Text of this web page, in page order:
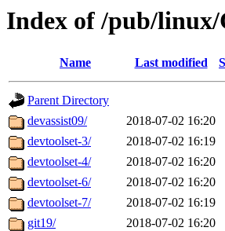
Index of /pub/linux/
Name Last modified
Parent Directory
devassist09/
2018-07-02 16:20
devtoolset-3/
2018-07-02 16:19
devtoolset-4/
2018-07-02 16:20
devtoolset-6/
2018-07-02 16:20
devtoolset-7/
2018-07-02 16:19
git19/
2018-07-02 16:20